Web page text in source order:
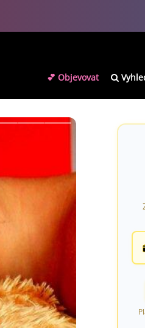
💕 Objevovat